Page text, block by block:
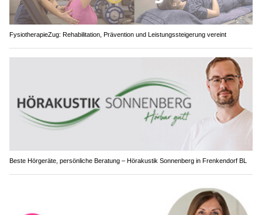
FysiotherapieZug: Rehabilitation, Prävention und Leistungssteigerung vereint
Beste Hörgeräte, persönliche Beratung – Hörakustik Sonnenberg in Frenkendorf BL